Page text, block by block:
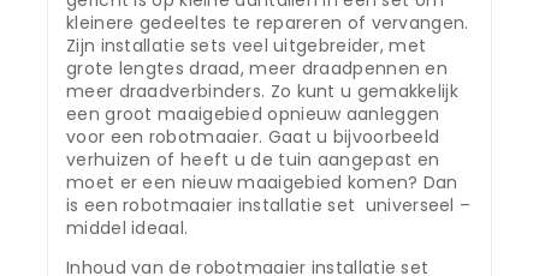
kleinere gedeeltes te repareren of vervangen.
Zijn installatie sets veel uitgebreider, met
grote lengtes draad, meer draadpennen en
meer draadverbinders. Zo kunt u gemakkelijk
een groot maaigebied opnieuw aanleggen
voor een robotmaaier. Gaat u bijvoorbeeld
verhuizen of heeft u de tuin aangepast en
moet er een nieuw maaigebied komen? Dan
is een robotmaaier installatie set universeel –
middel ideaal.
Inhoud van de robotmaaier installatie set